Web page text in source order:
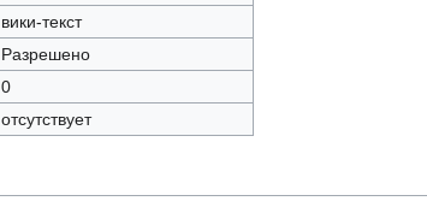
вики-текст
Разрешено
0
отсутствует